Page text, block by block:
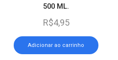
500 ML.
R$4,95
Adicionar ao carrinho